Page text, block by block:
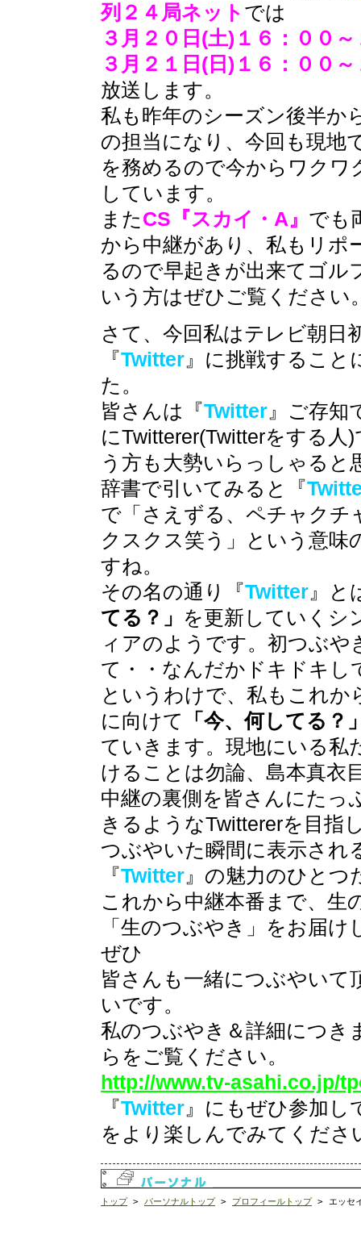
列２４局ネット では
３月２０日(土)１６：００
３月２１日(日)１６：００
放送します。
私も昨年のシーズン後半か
の担当になり、今回も現地
を務めるので今からワクワ
しています。
またCS『スカイ・A』 でも
から中継があり、私もリポ
るので早起きが出来てゴル
いう方はぜひご覧ください
さて、今回私はテレビ朝日
『Twitter 』に挑戦すること
た。
皆さんは『Twitter 』ご存知
にTwitterer(Twitterをする人
う方も大勢いらっしゃる
辞書で引いてみると『
で「さえずる、ペチャクチ
クスクス笑う」という意味
すね。
その名の通り『Twitter 』と
てる？」 を更新していくシ
ィアのようです。初つぶや
て・・なんだかドキドキし
というわけで、私もこれか
に向けて
「今、何してる？
ていきます。現地にいる私
けることは勿論、島本真衣
中継の裏側を皆さんにたっ
きるようなTwittererを目指
つぶやいた瞬間に表示され
『Twitter 』の魅力のひとつ
これから中継本番まで、
「生のつぶやき」をお届け
ぜひ
皆さんも一緒につぶやいて
いです。
私のつぶやき＆詳細につき
らをご覧ください。
http://www.tv-asahi.co.jp/
『Twitter 』にもぜひ参加し
をより楽しんでみてくだ
トップ> パーソナルトップ> プロフィールトップ> エッセ